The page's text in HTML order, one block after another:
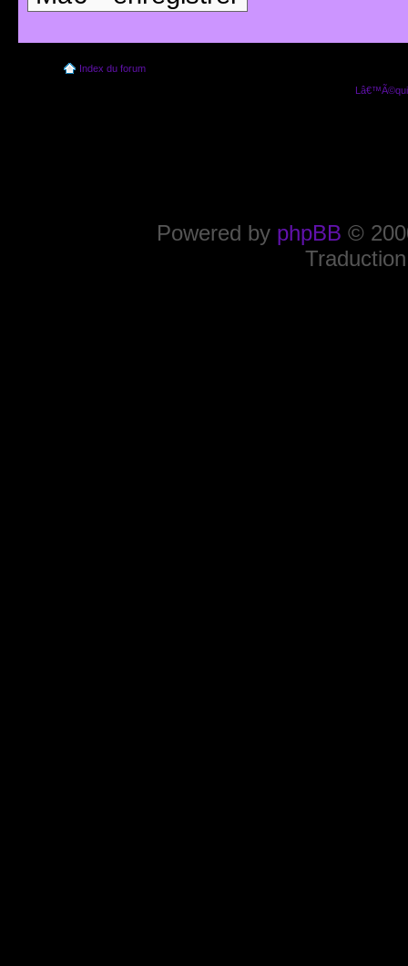
Index du forum
Powered by phpBB ©